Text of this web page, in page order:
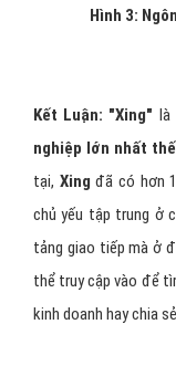
Hình 3:
Kết Luận: "Xing" là
nghiệp lớn nhất
tại, Xing đã có hơn
chủ yếu tập trung ở
tảng giao tiếp mà ở
thể truy cập vào để
kinh doanh hay chia